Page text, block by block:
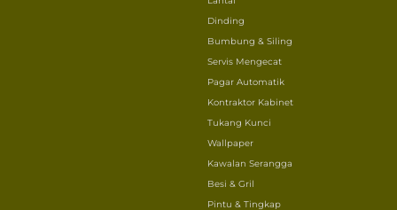
Dinding
Bumbung & Siling
Servis Mengecat
Pagar Automatik
Kontraktor Kabinet
Tukang Kunci
Wallpaper
Kawalan Serangga
Besi & Gril
Pintu & Tingkap